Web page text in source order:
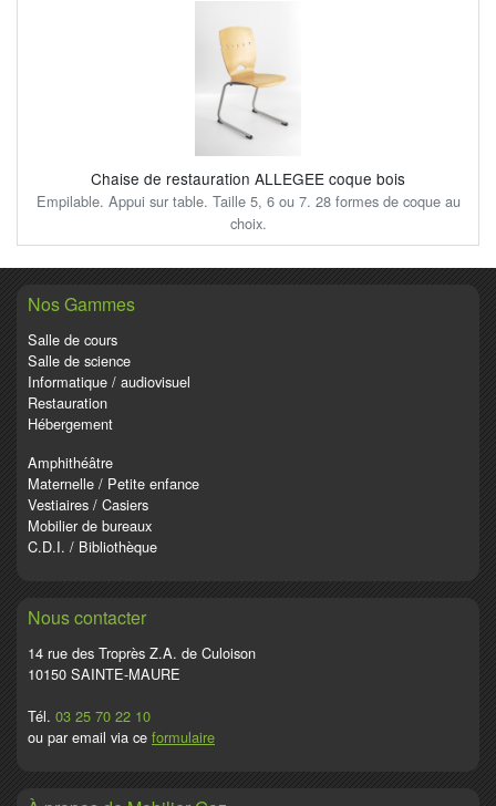
Chaise de restauration ALLEGEE coque bois
Empilable. Appui sur table. Taille 5, 6 ou 7. 28 formes de coque au
choix.
Nos Gammes
Salle de cours
Salle de science
Informatique / audiovisuel
Restauration
Hébergement
Amphithéâtre
Maternelle / Petite enfance
Vestiaires / Casiers
Mobilier de bureaux
C.D.I. / Bibliothèque
Nous contacter
14 rue des Troprès Z.A. de Culoison
10150 SAINTE-MAURE
Tél. 03 25 70 22 10
ou par email via ce formulaire